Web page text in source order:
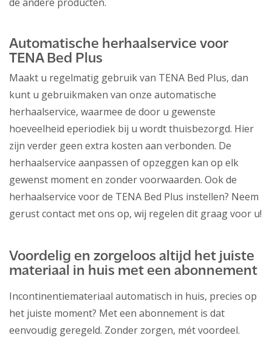
Automatische herhaalservice voor
TENA Bed Plus
Maakt u regelmatig gebruik van TENA Bed Plus, dan
kunt u gebruikmaken van onze automatische
herhaalservice, waarmee de door u gewenste
hoeveelheid eperiodiek bij u wordt thuisbezorgd. Hier
zijn verder geen extra kosten aan verbonden. De
herhaalservice aanpassen of opzeggen kan op elk
gewenst moment en zonder voorwaarden. Ook de
herhaalservice voor de TENA Bed Plus instellen? Neem
gerust contact met ons op, wij regelen dit graag voor u!
Voordelig en zorgeloos altijd het juiste
materiaal in huis met een abonnement
Incontinentiemateriaal automatisch in huis, precies op
het juiste moment? Met een abonnement is dat
eenvoudig geregeld. Zonder zorgen, mét voordeel.